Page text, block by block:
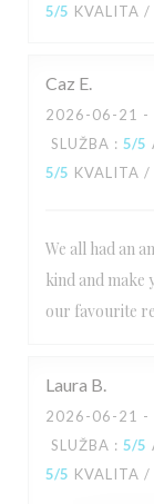
5/5 KVALITA /
Caz E
2026-06-21 -
SLUŽBA : 5/5
5/5 KVALITA /
We all had an
kind and make
our favourite
Laura B
2026-06-21 -
SLUŽBA : 5/5
5/5 KVALITA /